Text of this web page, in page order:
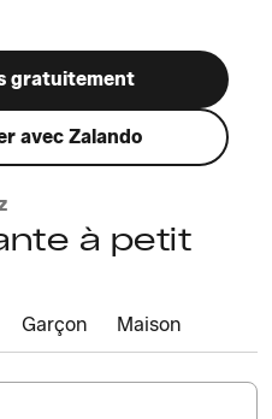
gratuitement
avec Zalando
à petit
Garçon Maison